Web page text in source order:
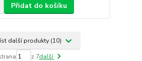
Přidat do košíku
další produkty (10)
z 7další